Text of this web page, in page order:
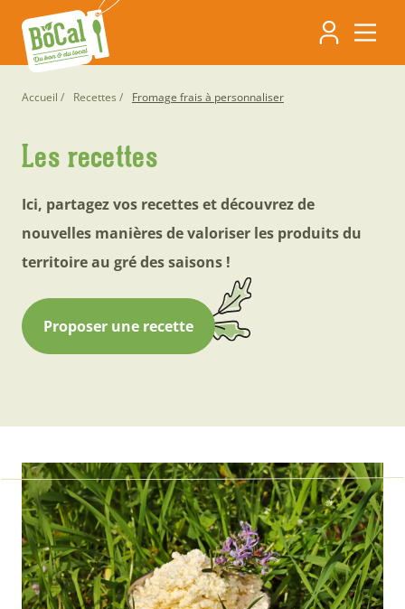
contenu
principal
Fil
d'Ariane
Accueil Recettes Fromage frais à personnaliser
Les recettes
Ici, partagez vos recettes et découvrez de
nouvelles manières de valoriser les produits du
territoire au gré des saisons !
Proposer une recette